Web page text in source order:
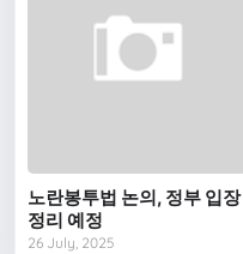
노란봉투법 논의, 정부 입장
정리 예정
26 July, 2025